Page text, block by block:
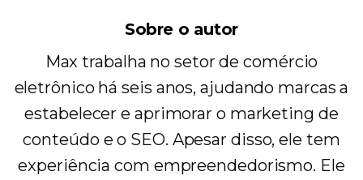
Sobre o autor
Max trabalha no setor de comércio
eletrônico há seis anos, ajudando marcas a
estabelecer e aprimorar o marketing de
conteúdo e o SEO. Apesar disso, ele tem
experiência com empreendedorismo. Ele